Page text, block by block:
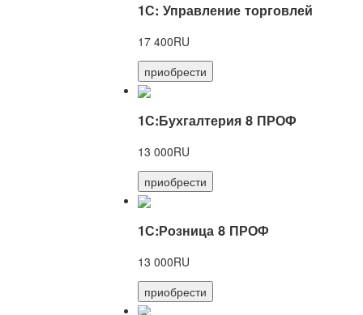
1С: Управление торговлей
17 400RU
приобрести
1С:Бухгалтерия 8 ПРОФ
13 000RU
приобрести
1С:Розница 8 ПРОФ
13 000RU
приобрести